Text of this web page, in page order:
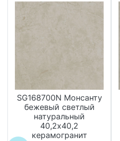
SG168700N Монсанту
бежевый светлый
натуральный
40,2х40,2
керамогранит